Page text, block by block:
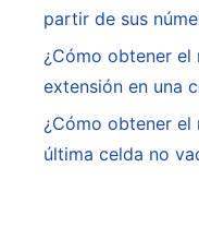
partir de sus
¿Cómo obtener el
extensión en una
¿Cómo obtener
última celda no